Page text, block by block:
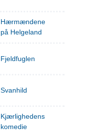
Hærmændene
på Helgeland
Fjeldfuglen
Svanhild
Kjærlighedens
komedie